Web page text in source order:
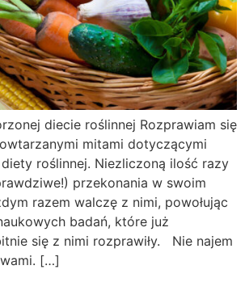
diecie roślinnej Rozprawiam się
mitami dotyczącymi
roślinnej. Niezliczoną ilość razy
przekonania w swoim
razem walczę z nimi, powołując
badań, które już
się z nimi rozprawiły. Nie najem
[…]